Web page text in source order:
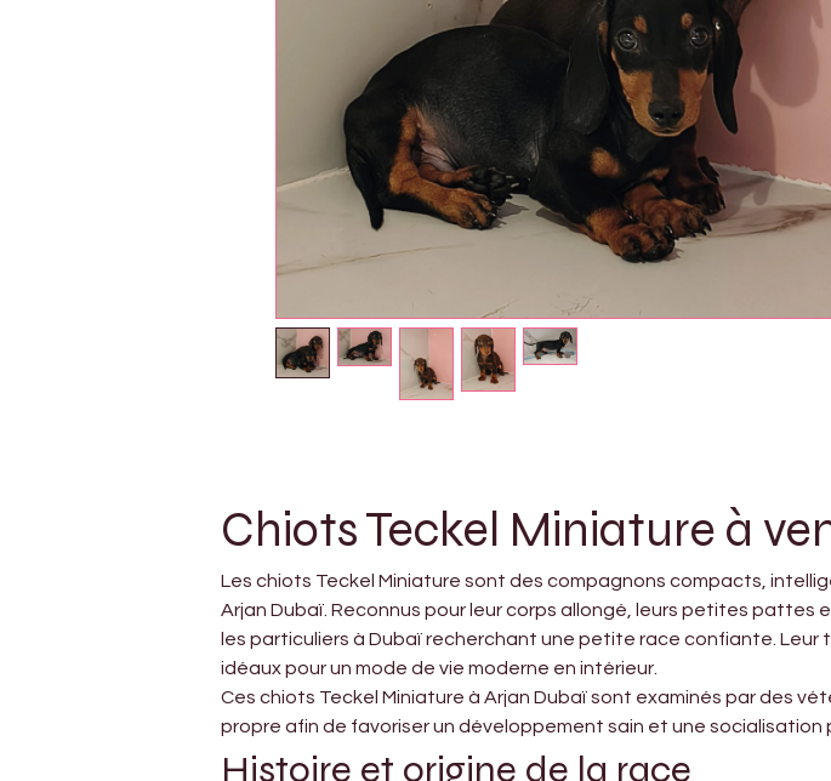
Chiots Teckel Miniature à
Les chiots Teckel Miniature sont des compagnons compacts,
Arjan Dubaï. Reconnus pour leur corps allongé, leurs petites pattes
les particuliers à Dubaï recherchant une petite race confiante.
idéaux pour un mode de vie moderne en intérieur.
Ces chiots Teckel Miniature à Arjan Dubaï sont examinés par des
propre afin de favoriser un développement sain et une socialisation
Histoire et origine de la race